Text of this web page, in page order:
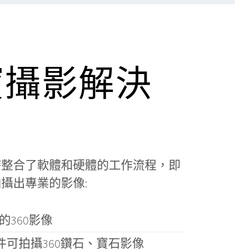
影解決
合了軟體和硬體的工作流程，即
出專業的影像:
的360影像
可拍攝360鑽石、寶石影像